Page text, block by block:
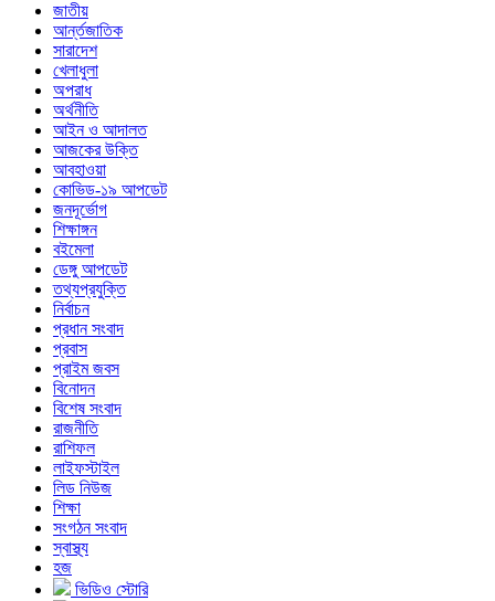
জাতীয়
আর্ন্তজাতিক
সারাদেশ
খেলাধুলা
অপরাধ
অর্থনীতি
আইন ও আদালত
আজকের উক্তি
আবহাওয়া
কোভিড-১৯ আপডেট
জনদূর্ভোগ
শিক্ষাঙ্গন
বইমেলা
ডেঙ্গু আপডেট
তথ্যপ্রযুক্তি
নির্বাচন
প্রধান সংবাদ
প্রবাস
প্রাইম জবস
বিনোদন
বিশেষ সংবাদ
রাজনীতি
রাশিফল
লাইফস্টাইল
লিড নিউজ
শিক্ষা
সংগঠন সংবাদ
স্বাস্থ্য
হজ
ভিডিও স্টোরি